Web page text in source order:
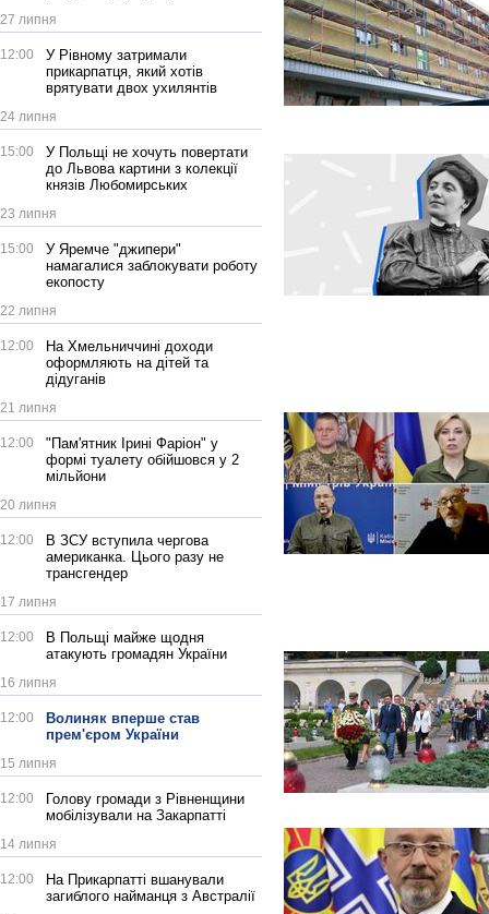
27 липня
12:00
У Рівному затримали
прикарпатця, який хотів
врятувати двох ухилянтів
24 липня
15:00
У Польщі не хочуть повертати
до Львова картини з колекції
князів Любомирських
23 липня
15:00
У Яремче "джипери"
намагалися заблокувати роботу
екопосту
22 липня
12:00
На Хмельниччині доходи
оформляють на дітей та
дідуганів
21 липня
12:00
"Пам'ятник Ірині Фаріон" у
формі туалету обійшовся у 2
мільйони
20 липня
12:00
В ЗСУ вступила чергова
американка. Цього разу не
трансгендер
17 липня
12:00
В Польщі майже щодня
атакують громадян України
16 липня
12:00
Волиняк вперше став
прем'єром України
15 липня
12:00
Голову громади з Рівненщини
мобілізували на Закарпатті
14 липня
12:00
На Прикарпатті вшанували
загиблого найманця з Австралії